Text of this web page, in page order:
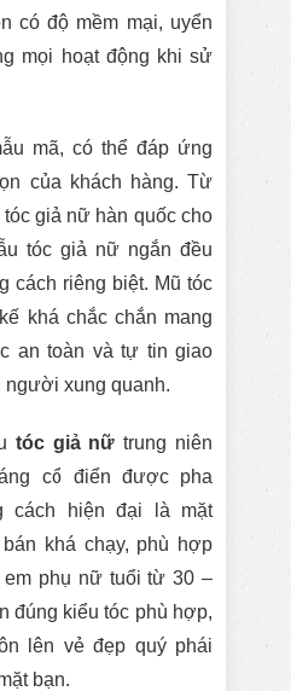
có độ mềm mại, uyển
mọi hoạt động khi sử
mã, có thể đáp ứng
của khách hàng. Từ
giả nữ hàn quốc cho
tóc giả nữ ngắn đều
cách riêng biệt. Mũ tóc
khá chắc chắn mang
an toàn và tự tin giao
người xung quanh.
tóc giả nữ trung niên
cổ điển được pha
cách hiện đại là mặt
bán khá chạy, phù hợp
phụ nữ tuổi từ 30 –
đúng kiểu tóc phù hợp,
lên vẻ đẹp quý phái
bạn.